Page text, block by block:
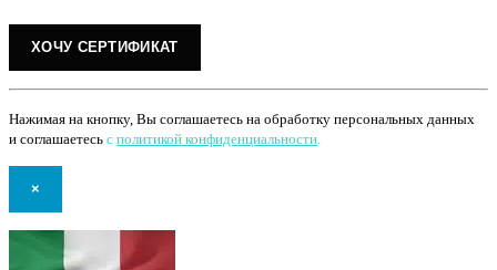
Нажимая на кнопку, Вы соглашаетесь на обработку персональных данных
и соглашаетесь с политикой конфиденциальности.
×